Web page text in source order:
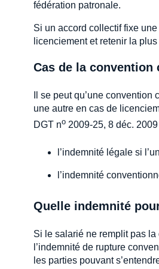
fédération patronale.
Si un accord collectif fixe
licenciement et retenir la
Cas de la convention
Il se peut qu’une
une autre en cas de
DGT no 2009-25, 8 déc. 2009
l’indemnité légale si
l’indemnité
Quelle indemnité
Si le salarié ne remplit pas
l’indemnité de rupture
les parties pouvant